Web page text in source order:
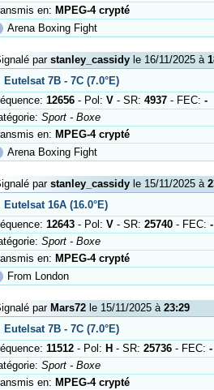
en: MPEG-4 crypté
Arena Boxing Fight
parstanley_cassidyle 16/11/2025 à
Eutelsat 7B - 7C (7.0°E)
12656- Pol: V- SR: 4937- FEC: -
Sport - Boxe
en: MPEG-4 crypté
Arena Boxing Fight
parstanley_cassidyle 15/11/2025 à
Eutelsat 16A (16.0°E)
12643- Pol: V- SR: 25740- FEC: -
Sport - Boxe
en: MPEG-4 crypté
From London
par Mars72le 15/11/2025 à 23:29
Eutelsat 7B - 7C (7.0°E)
11512- Pol: H - SR: 25736- FEC: -
Sport - Boxe
en: MPEG-4 crypté